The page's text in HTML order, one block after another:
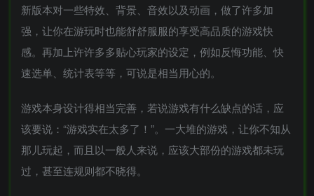
新版本对一些特效、背景、音效以及动画，做了许多加
强，让你在游玩时也能舒舒服服的享受高品质的游戏快
感。再加上许许多多贴心玩家的设定，例如反悔功能、快
速选单、统计表等等，可说是相当用心的。
游戏本身设计得相当完善，若说游戏有什么缺点的话，应
该要说：“游戏实在太多了！”。一大堆的游戏，让你不知从
那儿玩起，而且以一般人来说，应该大部份的游戏都未玩
过，甚至连规则都不晓得。